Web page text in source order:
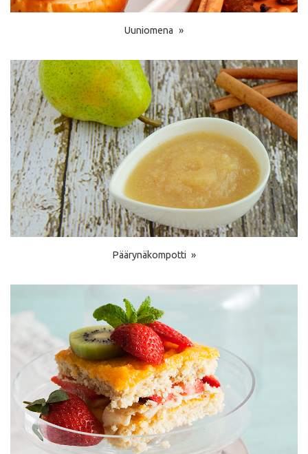
Uuniomena
Päärynäkompotti